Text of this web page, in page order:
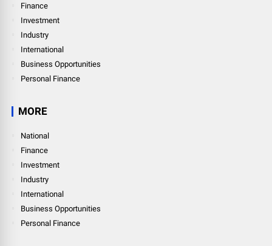
Finance
Investment
Industry
International
Business Opportunities
Personal Finance
MORE
National
Finance
Investment
Industry
International
Business Opportunities
Personal Finance